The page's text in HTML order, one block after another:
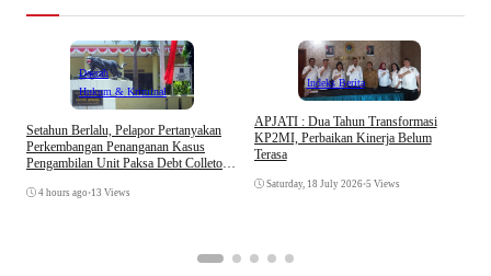
Daerah
Hukum & Kriminal
Setahun Berlalu, Pelapor Pertanyakan
Perkembangan Penanganan Kasus
Pengambilan Unit Paksa Debt Colletor
4 hours ago •13 Views
Indeks Berita
APJATI : Dua Tahun Transformasi
KP2MI, Perbaikan Kinerja Belum
Terasa
Saturday, 18 July 2026•5 Views